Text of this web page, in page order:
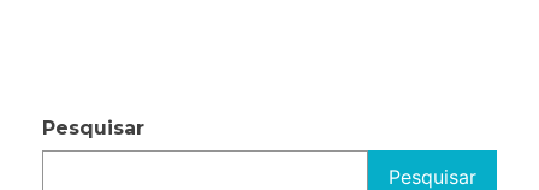
Pesquisar
Pesquisar